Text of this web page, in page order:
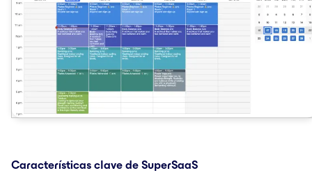
Características clave de SuperSaaS